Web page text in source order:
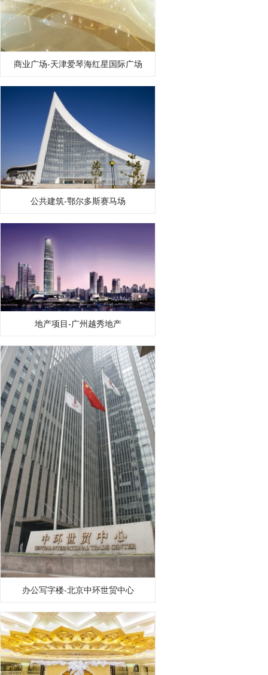
商业广场-天津爱琴海红星国际广场
公共建筑-鄂尔多斯赛马场
地产项目-广州越秀地产
办公写字楼-北京中环世贸中心